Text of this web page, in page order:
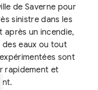
de Saverne pour
sinistre dans les
après un incendie,
eaux ou tout
sont
rapidement et